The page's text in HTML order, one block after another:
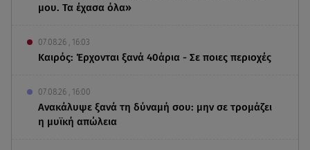
μου. Τα έχασα όλα»
07.08.26 , 16:03
Καιρός: Έρχονται ξανά 40άρια - Σε ποιες περιοχές
07.08.26 , 16:00
Ανακάλυψε ξανά τη δύναμή σου: μην σε τρομάζει
η μυϊκή απώλεια